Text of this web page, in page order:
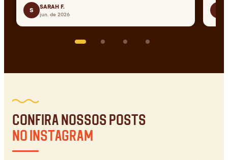
S SARAH F.
jun. de 2026
Confira nossos posts
no Instagram